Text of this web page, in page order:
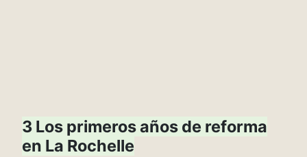
3 Los primeros años de reforma
en La Rochelle